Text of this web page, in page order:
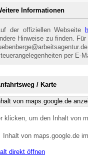
Informationen
der offiziellen Webseite
Hinweise zu finden.
per E-
/ Karte
von maps.google.de
klicken, um den Inhalt von
Inhalt von maps.google.de
direkt öffnen